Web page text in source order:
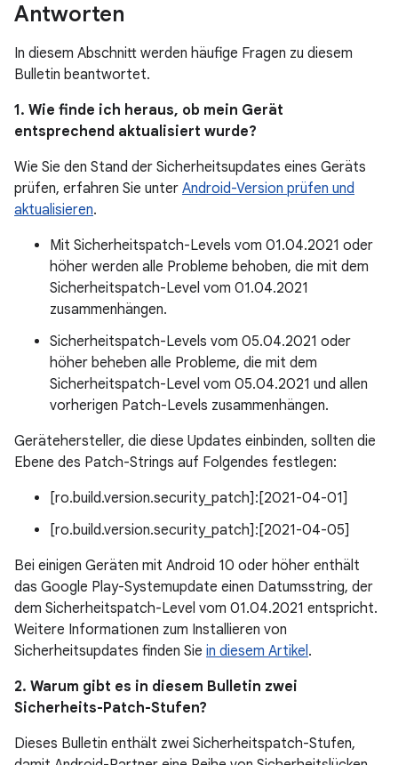
Antworten
In diesem Abschnitt werden häufige Fragen zu diesem
Bulletin beantwortet.
1. Wie finde ich heraus, ob mein Gerät
entsprechend aktualisiert wurde?
Wie Sie den Stand der Sicherheitsupdates eines Geräts
prüfen, erfahren Sie unter Android-Version prüfen und
aktualisieren.
Mit Sicherheitspatch-Levels vom 01.04.2021 oder
höher werden alle Probleme behoben, die mit dem
Sicherheitspatch-Level vom 01.04.2021
zusammenhängen.
Sicherheitspatch-Levels vom 05.04.2021 oder
höher beheben alle Probleme, die mit dem
Sicherheitspatch-Level vom 05.04.2021 und allen
vorherigen Patch-Levels zusammenhängen.
Gerätehersteller, die diese Updates einbinden, sollten die
Ebene des Patch-Strings auf Folgendes festlegen:
[ro.build.version.security_patch]:[2021-04-01]
[ro.build.version.security_patch]:[2021-04-05]
Bei einigen Geräten mit Android 10 oder höher enthält
das Google Play-Systemupdate einen Datumsstring, der
dem Sicherheitspatch-Level vom 01.04.2021 entspricht.
Weitere Informationen zum Installieren von
Sicherheitsupdates finden Sie in diesem Artikel.
2. Warum gibt es in diesem Bulletin zwei
Sicherheits-Patch-Stufen?
Dieses Bulletin enthält zwei Sicherheitspatch-Stufen,